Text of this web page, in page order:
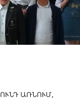
ԱՌՆՈՒՄ,